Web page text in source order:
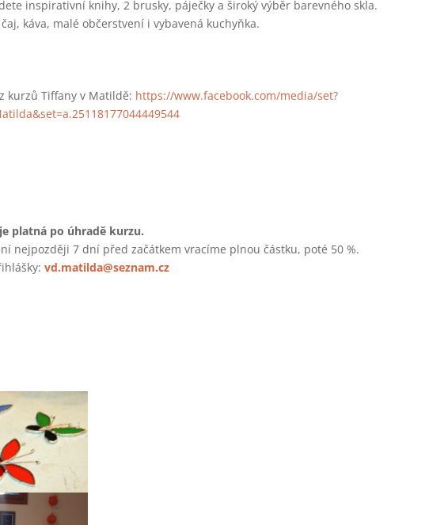
inspirativní knihy, 2 brusky, páječky a široký výběr barevného skla.
káva, malé občerstvení i vybavená kuchyňka.
kurzů Tiffany v Matildě: https://www.facebook.com/media/set?
platná po úhradě kurzu.
nejpozději 7 dní před začátkem vracíme plnou částku, poté 50 %.
vd.matilda@seznam.cz